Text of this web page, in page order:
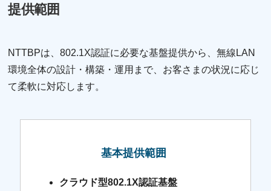
提供範囲
NTTBPは、802.1X認証に必要な基盤提供から、無線LAN
環境全体の設計・構築・運用まで、お客さまの状況に応じ
て柔軟に対応します。
基本提供範囲
クラウド型802.1X認証基盤